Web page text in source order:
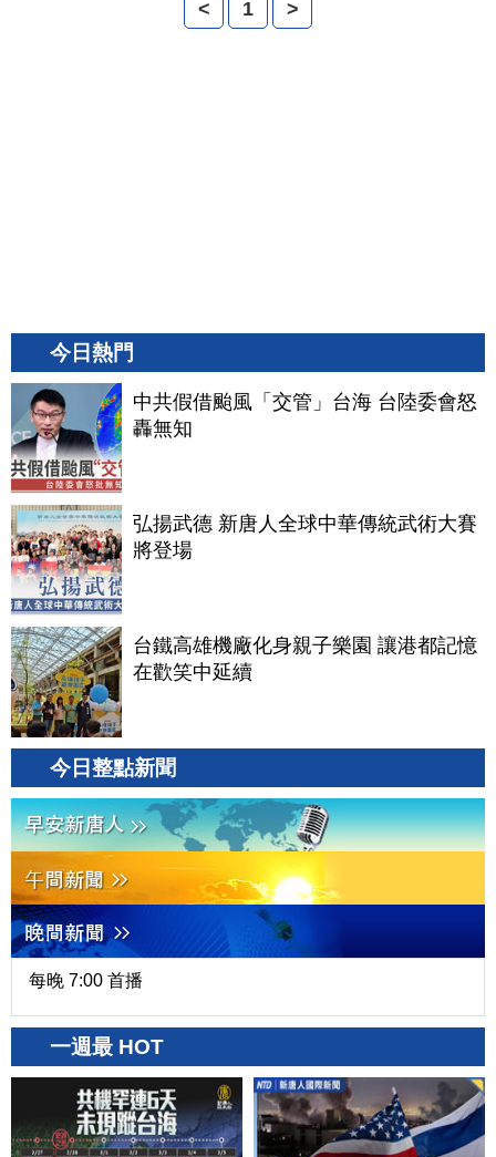
< 1 >
今日熱門
中共假借颱風「交管」台海 台陸委會怒
轟無知
弘揚武德 新唐人全球中華傳統武術大賽
將登場
台鐵高雄機廠化身親子樂園 讓港都記憶
在歡笑中延續
今日整點新聞
每晚 7:00 首播
一週最 HOT